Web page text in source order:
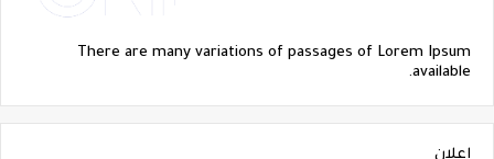
There are many variations of passages of Lorem Ipsum
available.
إعلان